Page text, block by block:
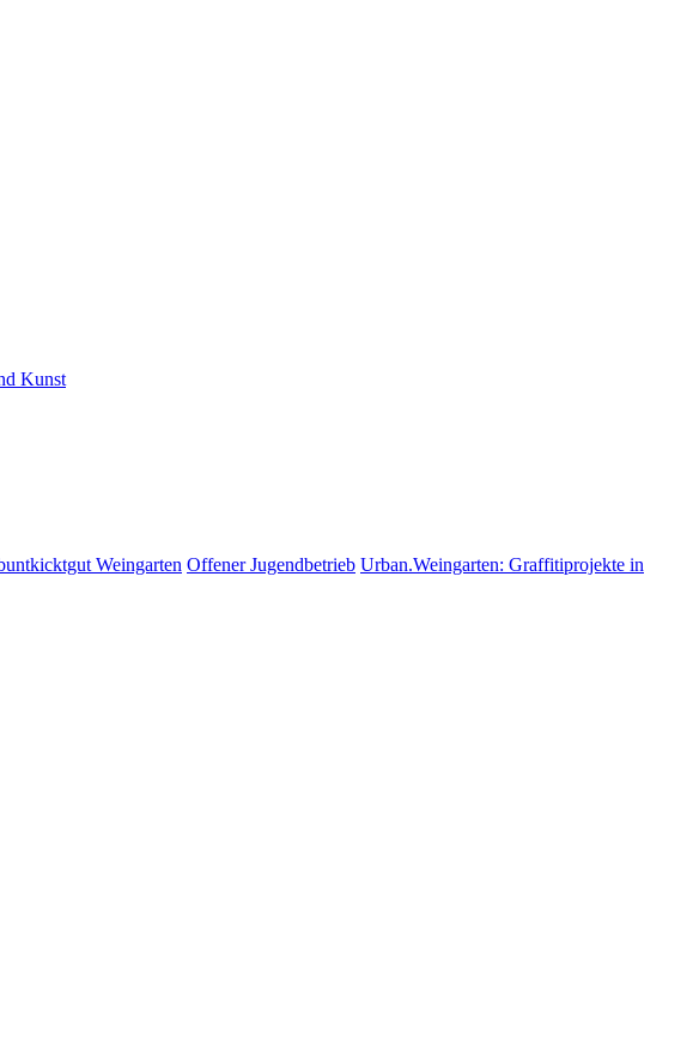
Kunst
Weingarten Offe­ner Jugendbetrieb Urban.Weingarten: Graf­fi­ti­pro­jek­te in